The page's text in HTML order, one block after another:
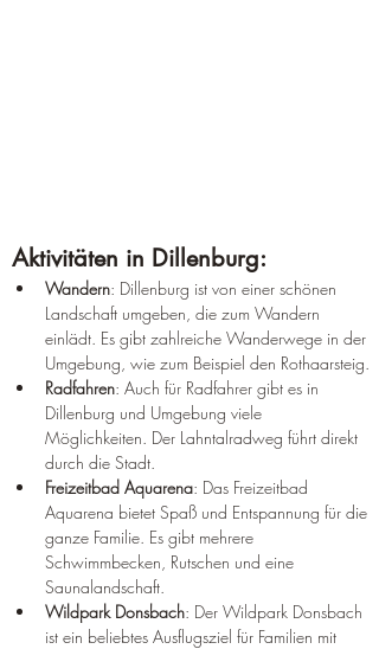
Aktivitäten in Dillenburg:
Wandern: Dillenburg ist von einer schönen
Landschaft umgeben, die zum Wandern
einlädt. Es gibt zahlreiche Wanderwege in der
Umgebung, wie zum Beispiel den Rothaarsteig.
Radfahren: Auch für Radfahrer gibt es in
Dillenburg und Umgebung viele
Möglichkeiten. Der Lahntalradweg führt direkt
durch die Stadt.
Freizeitbad Aquarena: Das Freizeitbad
Aquarena bietet Spaß und Entspannung für die
ganze Familie. Es gibt mehrere
Schwimmbecken, Rutschen und eine
Saunalandschaft.
Wildpark Donsbach: Der Wildpark Donsbach
ist ein beliebtes Ausflugsziel für Familien mit